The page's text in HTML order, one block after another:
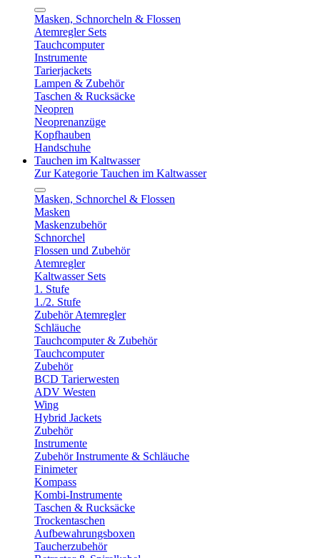
Masken, Schnorcheln & Flossen
Atemregler Sets
Tauchcomputer
Instrumente
Tarierjackets
Lampen & Zubehör
Taschen & Rucksäcke
Neopren
Neoprenanzüge
Kopfhauben
Handschuhe
Tauchen im Kaltwasser
Zur Kategorie Tauchen im Kaltwasser
Masken, Schnorchel & Flossen
Masken
Maskenzubehör
Schnorchel
Flossen und Zubehör
Atemregler
Kaltwasser Sets
1. Stufe
1./2. Stufe
Zubehör Atemregler
Schläuche
Tauchcomputer & Zubehör
Tauchcomputer
Zubehör
BCD Tarierwesten
ADV Westen
Wing
Hybrid Jackets
Zubehör
Instrumente
Zubehör Instrumente & Schläuche
Finimeter
Kompass
Kombi-Instrumente
Taschen & Rucksäcke
Trockentaschen
Aufbewahrungsboxen
Taucherzubehör